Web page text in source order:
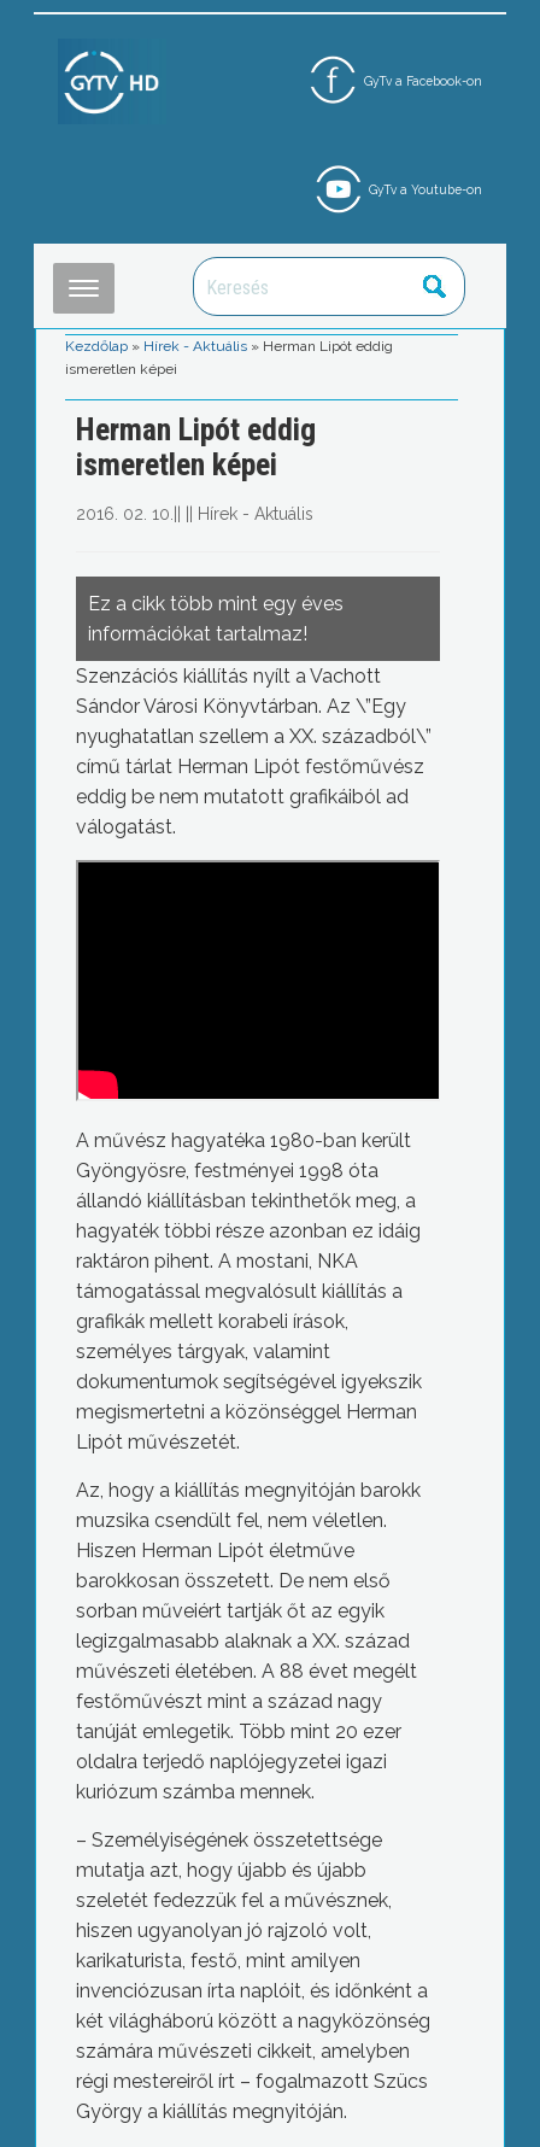
GyTv a Facebook-on
GyTv a Youtube-on
Kezdőlap » Hírek - Aktuális » Herman Lipót eddig
ismeretlen képei
Herman Lipót eddig
ismeretlen képei
2016. 02. 10. Hírek - Aktuális
Ez a cikk több mint egy éves
információkat tartalmaz!
Szenzációs kiállítás nyílt a Vachott
Sándor Városi Könyvtárban. Az \”Egy
nyughatatlan szellem a XX. századból\”
című tárlat Herman Lipót festőművész
eddig be nem mutatott grafikáiból ad
válogatást.
A művész hagyatéka 1980-ban került
Gyöngyösre, festményei 1998 óta
állandó kiállításban tekinthetők meg, a
hagyaték többi része azonban ez idáig
raktáron pihent. A mostani, NKA
támogatással megvalósult kiállítás a
grafikák mellett korabeli írások,
személyes tárgyak, valamint
dokumentumok segítségével igyekszik
megismertetni a közönséggel Herman
Lipót művészetét.
Az, hogy a kiállítás megnyitóján barokk
muzsika csendült fel, nem véletlen.
Hiszen Herman Lipót életműve
barokkosan összetett. De nem első
sorban műveiért tartják őt az egyik
legizgalmasabb alaknak a XX. század
művészeti életében. A 88 évet megélt
festőművészt mint a század nagy
tanúját emlegetik. Több mint 20 ezer
oldalra terjedő naplójegyzetei igazi
kuriózum számba mennek.
– Személyiségének összetettsége
mutatja azt, hogy újabb és újabb
szeletét fedezzük fel a művésznek,
hiszen ugyanolyan jó rajzoló volt,
karikaturista, festő, mint amilyen
invenciózusan írta naplóit, és időnként a
két világháború között a nagyközönség
számára művészeti cikkeit, amelyben
régi mestereiről írt – fogalmazott Szücs
György a kiállítás megnyitóján.